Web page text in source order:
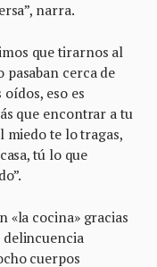
narra.
que tirarnos al
pasaban cerca de
eso es
que encontrar a tu
miedo te lo tragas,
tú lo que
«la cocina» gracias
cuerpos